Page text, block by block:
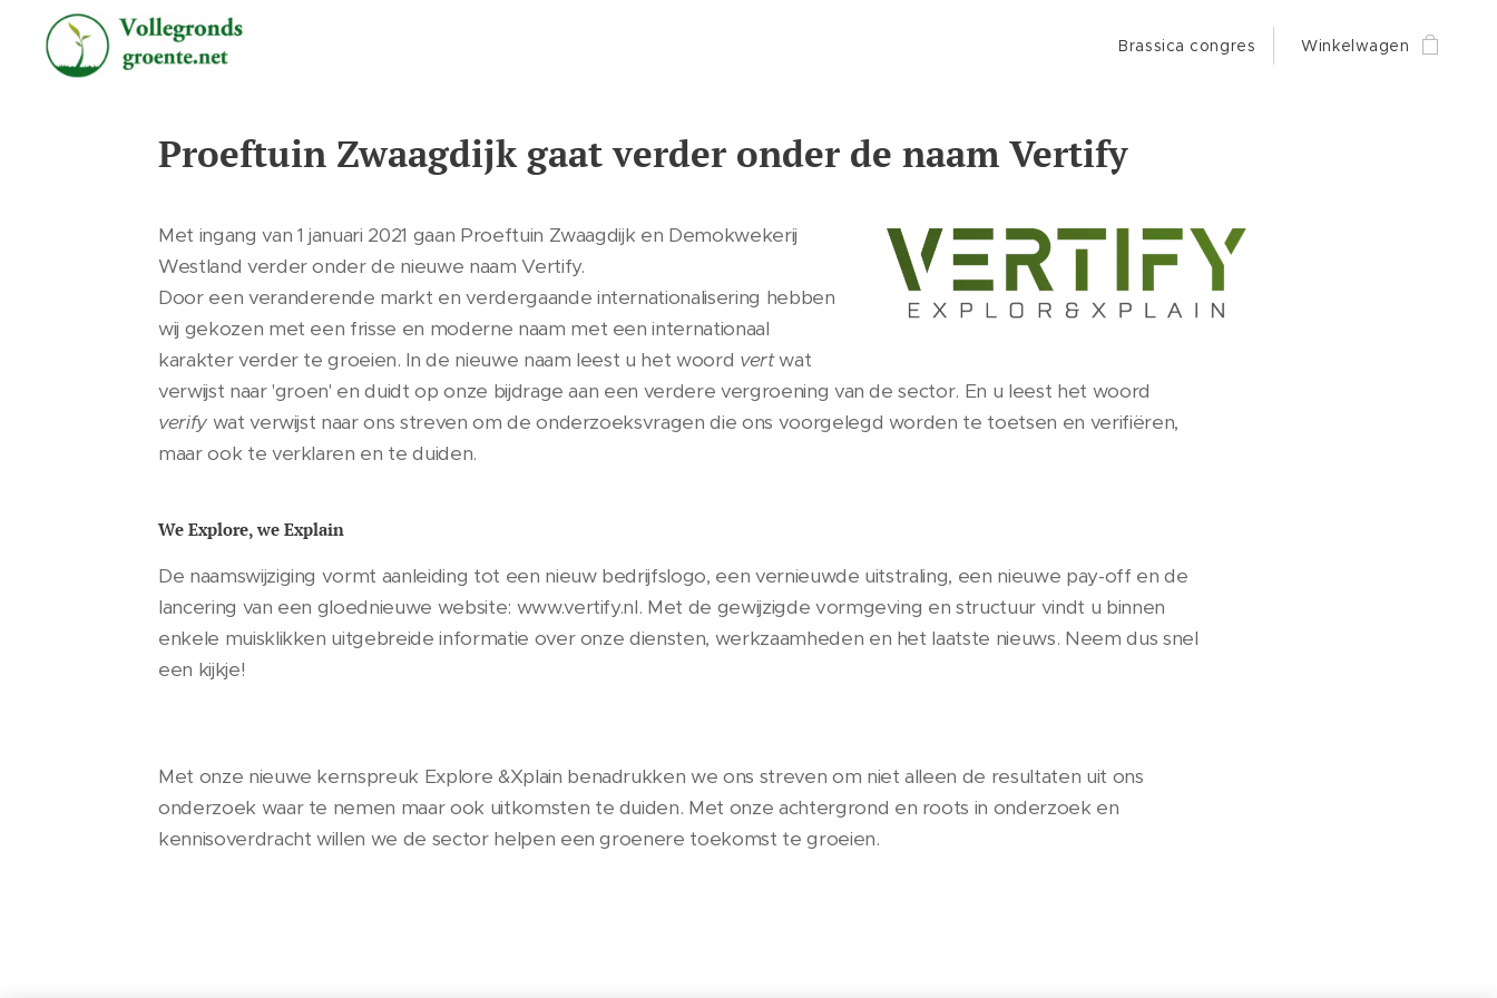
Brassica congres Winkelwagen
Proeftuin Zwaagdijk gaat verder onder de naam Vertify
Met ingang van 1 januari 2021 gaan Proeftuin Zwaagdijk en Demokwekerij
Westland verder onder de nieuwe naam Vertify.
Door een veranderende markt en verdergaande internationalisering hebben
wij gekozen met een frisse en moderne naam met een internationaal
karakter verder te groeien. In de nieuwe naam leest u het woord vertwat
verwijst naar 'groen' en duidt op onze bijdrage aan een verdere vergroening van de sector. En u leest het woord
verifywat verwijst naar ons streven om de onderzoeksvragen die ons voorgelegd worden te toetsen en verifiëren,
maar ook te verklaren en te duiden.
We Explore, we Explain
De naamswijziging vormt aanleiding tot een nieuw bedrijfslogo, een vernieuwde uitstraling, een nieuwe pay-off en de
lancering van een gloednieuwe website: www.vertify.nl. Met de gewijzigde vormgeving en structuur vindt u binnen
enkele muisklikken uitgebreide informatie over onze diensten, werkzaamheden en het laatste nieuws. Neem dus snel
een kijkje!
Met onze nieuwe kernspreuk Explore &Xplain benadrukken we ons streven om niet alleen de resultaten uit ons
onderzoek waar te nemen maar ook uitkomsten te duiden. Met onze achtergrond en roots in onderzoek en
kennisoverdracht willen we de sector helpen een groenere toekomst te groeien.